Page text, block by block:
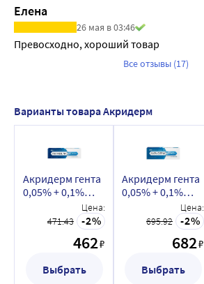
Елена
26 мая в 03:46
Превосходно, хороший товар
Все отзывы (17)
Варианты товара Акридерм
Акридерм гента
0,05% + 0,1%
наружного
применения 15
Цена:
471.43
2
462₽
Выбрать
Акридерм гента
0,05% + 0,1%
наружного
применения 30
Цена:
695.92
2
682₽
Выбрать